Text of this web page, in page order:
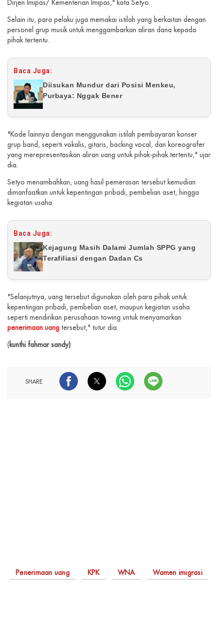
Dirjen Imipas/ Kementerian Imipas," kata Setyo.
Selain itu, para pelaku juga memakai istilah yang berkaitan dengan
personel grup musik untuk menggambarkan aliran dana kepada
pihak tertentu.
Baca Juga:
Diisukan Mundur dari Posisi Menkeu,
Purbaya: Nggak Bener
"Kode lainnya dengan menggunakan istilah pembayaran konser
grup band, seperti vokalis, gitaris, backing vocal, dan koreografer
yang merepresentasikan aliran uang untuk pihak-pihak tertentu," ujar
dia.
Setyo menambahkan, uang hasil pemerasan tersebut kemudian
dimanfaatkan untuk kepentingan pribadi, pembelian aset, hingga
kegiatan usaha.
Baca Juga:
Kejagung Masih Dalami Jumlah SPPG yang
Terafiliasi dengan Dadan Cs
"Selanjutnya, uang tersebut digunakan oleh para pihak untuk
kepentingan pribadi, pembelian aset, maupun kegiatan usaha
seperti mendirikan perusahaan towing untuk menyamarkan
penerimaan uang tersebut," tutur dia.
(kunthi fahmar sandy)
SHARE
Penerimaan uang KPK WNA Wamen imigrasi